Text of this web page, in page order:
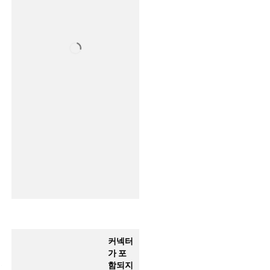
커넥터
가 포
함되지